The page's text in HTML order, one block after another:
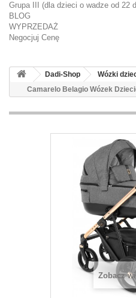
Grupa III (dla dzieci o wadze od 22
BLOG
WYPRZEDAŻ
Negocjuj Cenę
Dadi-Shop Wózki
Camarelo Belagio Wózek
Zobacz